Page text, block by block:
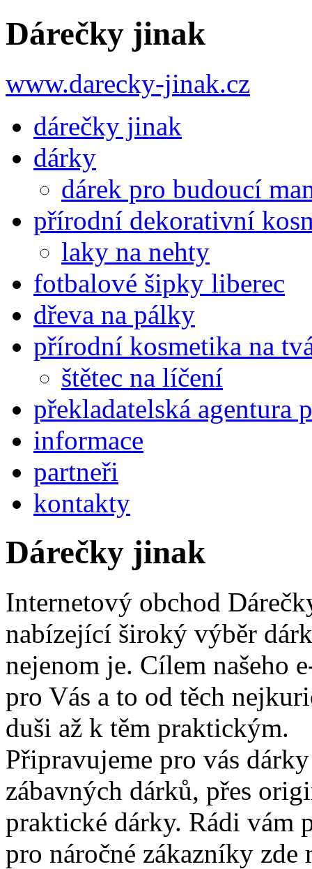
Dárečky jinak
www.darecky-jinak.cz
dárečky jinak
dárky
dárek pro budoucí
přírodní dekorativní
laky na nehty
fotbalové šipky liberec
dřeva na pálky
přírodní kosmetika na
štětec na líčení
překladatelská agentura
informace
partneři
kontakty
Dárečky jinak
Internetový obchod
nabízející široký výběr
nejenom je. Cílem našeho
pro Vás a to od těch
duši až k těm praktickým.
Připravujeme pro vás
zábavných dárků, přes
praktické dárky. Rádi vám
pro náročné zákazníky